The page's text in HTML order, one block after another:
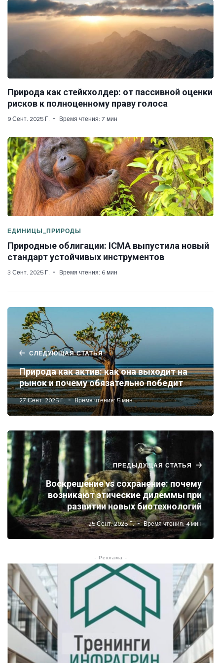
Природа как стейкхолдер: от пассивной оценки
рисков к полноценному праву голоса
9 Сент. 2025 Г. Время чтения: 7 мин
ЕДИНИЦЫ_ПРИРОДЫ
Природные облигации: ICMA выпустила новый
стандарт устойчивых инструментов
3 Сент. 2025 Г. Время чтения: 6 мин
СЛЕДУЮЩАЯ СТАТЬЯ
Природа как актив: как она выходит на
рынок и почему обязательно победит
27 Сент. 2025 Г. Время чтения: 5 мин
ПРЕДЫДУЩАЯ СТАТЬЯ
Воскрешение vs сохранение: почему
возникают этические дилеммы при
развитии новых биотехнологий
25 Сент. 2025 Г. Время чтения: 4 мин
- Реклама -